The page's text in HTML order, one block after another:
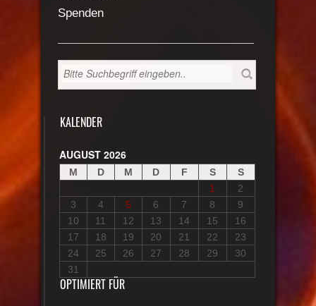
Spenden
KALENDER
AUGUST 2026
M D M D F S
S
1
2
3
4 5 6 7 8
9
10
11 12 13 14 15
16
17
18 19 20 21 22
23
24
25 26 27 28 29
30
31
OPTIMIERT FÜR